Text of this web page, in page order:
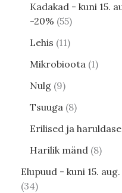
Kadakad - kuni 15.
-20% 55
Lehis 11
Mikrobioota 1
Nulg 9
Tsuuga 8
Erilised ja
Harilik mänd 8
Elupuud - kuni 15.
34